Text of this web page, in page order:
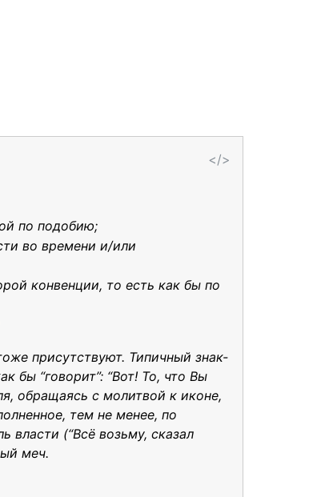
</>
по подобию;
во времени и/или
конвенции, то есть как бы по
присутствуют. Типичный знак-
бы “говорит”: “Вот! То, что Вы
обращаясь с молитвой к иконе,
тем не менее, по
власти (“Всё возьму, сказал
меч.